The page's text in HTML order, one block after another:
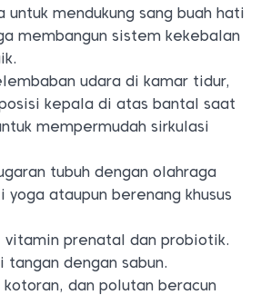
untuk mendukung sang buah hati
membangun sistem kekebalan
udara di kamar tidur,
kepala di atas bantal saat
mempermudah sirkulasi
tubuh dengan olahraga
yoga ataupun berenang khusus
vitamin prenatal dan probiotik.
tangan dengan sabun.
kotoran, dan polutan beracun